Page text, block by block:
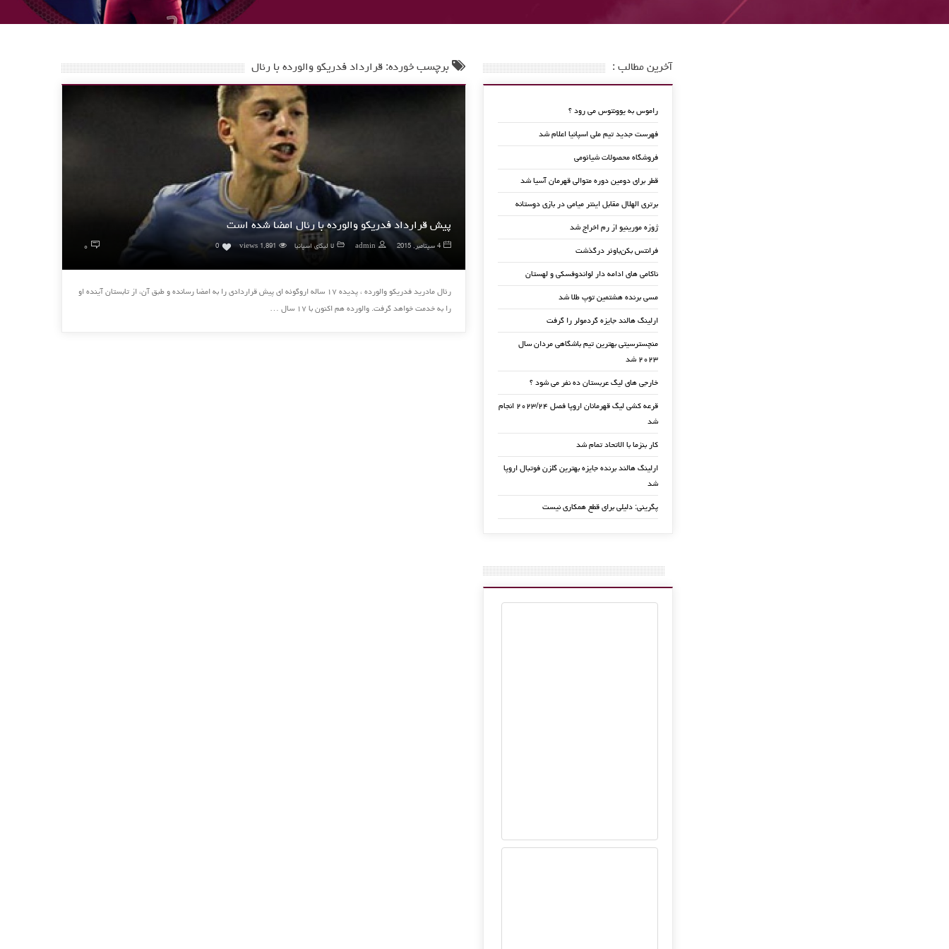
برچسب خورده: قرارداد فدریکو والورده با رئال
پیش قرارداد فدریکو والورده با رئال امضا شده است
4 سپتامبر, 2015 admin لا لیگای اسپانیا 1,891 views
0 ۰
رئال مادرید فدریکو والورده ، پدیده ۱۷ ساله اروگوئه ای پیش قراردادی را به امضا رسانده و طبق آن، از تابستان آینده او
را به خدمت خواهد گرفت. والورده هم اکنون با ۱۷ سال …
آخرین مطالب :
راموس به یوونتوس می رود ؟
فهرست جدید تیم ملی اسپانیا اعلام شد
فروشگاه محصولات شیائومی
قطر برای دومین دوره متوالی قهرمان آسیا شد
برتری الهلال مقابل اینتر میامی در بازی دوستانه
ژوزه مورینیو از رم اخراج شد
فرانتس بکن‌باوئر درگذشت
ناکامی های ادامه دار لواندوفسکی و لهستان
مسی برنده هشتمین توپ طلا شد
ارلینگ هالند جایزه گردمولر را گرفت
منچسترسیتی بهترین تیم باشگاهی مردان سال
۲۰۲۳ شد
خارجی های لیگ عربستان ده نفر می شود ؟
قرعه کشی لیگ قهرمانان اروپا فصل ۲۰۲۳/۲۴ انجام
شد
کار بنزما با الاتحاد تمام شد
ارلینگ هالند برنده جایزه بهترین گلزن فوتبال اروپا
شد
پگرینی: دلیلی برای قطع همکاری نیست